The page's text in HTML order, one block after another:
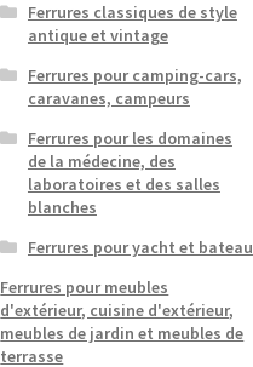
Ferrures classiques de style
antique et vintage
Ferrures pour camping-cars,
caravanes, campeurs
Ferrures pour les domaines
de la médecine, des
laboratoires et des salles
blanches
Ferrures pour yacht et bateau
Ferrures pour meubles
d'extérieur, cuisine d'extérieur,
meubles de jardin et meubles de
terrasse